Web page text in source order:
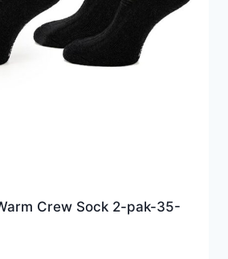
Crew Sock 2-pak-35-